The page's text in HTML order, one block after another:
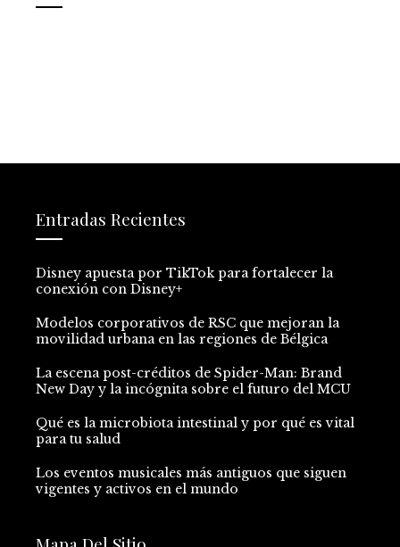
Entradas Recientes
Disney apuesta por TikTok para fortalecer la
conexión con Disney+
Modelos corporativos de RSC que mejoran la
movilidad urbana en las regiones de Bélgica
La escena post-créditos de Spider-Man: Brand
New Day y la incógnita sobre el futuro del MCU
Qué es la microbiota intestinal y por qué es vital
para tu salud
Los eventos musicales más antiguos que siguen
vigentes y activos en el mundo